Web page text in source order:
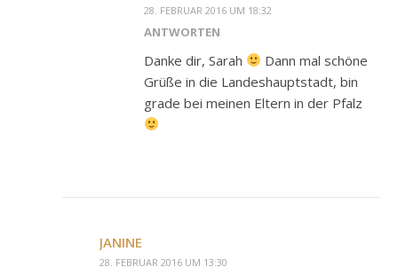
28. FEBRUAR 2016 UM 18:32
ANTWORTEN
Danke dir, Sarah
Dann mal schöne
Grüße in die Landeshauptstadt, bin
grade bei meinen Eltern in der Pfalz
JANINE
28. FEBRUAR 2016 UM 13:30